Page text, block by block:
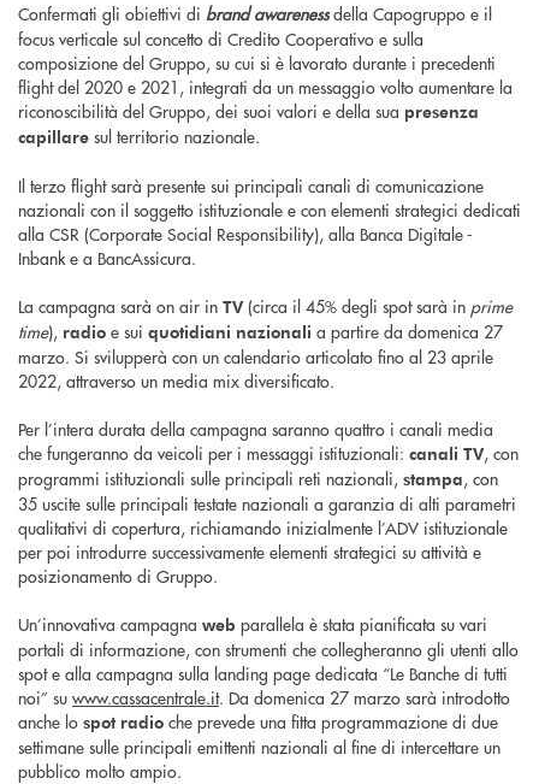
Confermati gli obiettivi di brand awarenessdella Capogruppo e il
focus verticale sul concetto di Credito Cooperativo e sulla
composizione del Gruppo, su cui si è lavorato durante i precedenti
flight del 2020 e 2021, integrati da un messaggio volto aumentare la
riconoscibilità del Gruppo, dei suoi valori e della sua presenza
capillare sul territorio nazionale.
Il terzo flight sarà presente sui principali canali di comunicazione
nazionali con il soggetto istituzionale e con elementi strategici dedicati
alla CSR (Corporate Social Responsibility), alla Banca Digitale -
Inbank e a BancAssicura.
La campagna sarà on air in TV(circa il 45% degli spot sarà in prime
time), radio e sui quotidiani nazionali a partire da domenica 27
marzo. Si svilupperà con un calendario articolato fino al 23 aprile
2022, attraverso un media mix diversificato.
Per l’intera durata della campagna saranno quattro i canali media
che fungeranno da veicoli per i messaggi istituzionali: canali TV, con
programmi istituzionali sulle principali reti nazionali, stampa, con
35 uscite sulle principali testate nazionali a garanzia di alti parametri
qualitativi di copertura, richiamando inizialmente l’ADV istituzionale
per poi introdurre successivamente elementi strategici su attività e
posizionamento di Gruppo.
Un’innovativa campagna web parallela è stata pianificata su vari
portali di informazione, con strumenti che collegheranno gli utenti allo
spot e alla campagna sulla landing page dedicata “Le Banche di tutti
noi” su www.cassacentrale.it. Da domenica 27 marzo sarà introdotto
anche lo spot radio che prevede una fitta programmazione di due
settimane sulle principali emittenti nazionali al fine di intercettare un
pubblico molto ampio.